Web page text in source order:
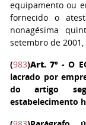
equipamento ou
fornecido o
nonagésima
setembro de 2001,
(983)Art. 7º- O
lacrado por
do artigo
estabelecimento